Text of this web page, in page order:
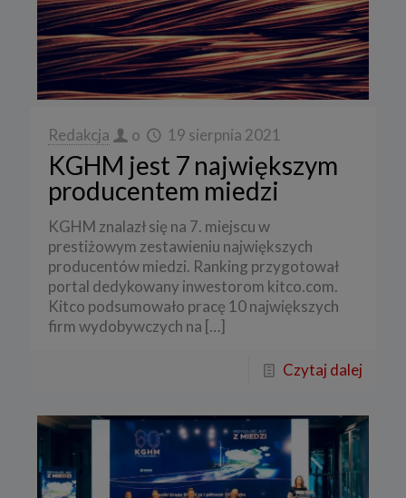
Redakcja o 19 sierpnia 2021
KGHM jest 7 największym
producentem miedzi
KGHM znalazł się na 7. miejscu w
prestiżowym zestawieniu największych
producentów miedzi. Ranking przygotował
portal dedykowany inwestorom kitco.com.
Kitco podsumowało pracę 10 największych
firm wydobywczych na […]
Czytaj dalej